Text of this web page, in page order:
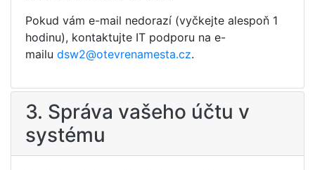
Pokud vám e-mail nedorazí (vyčkejte alespoň 1
hodinu), kontaktujte IT podporu na e-
mailu dsw2@otevrenamesta.cz.
3. Správa vašeho účtu v
systému